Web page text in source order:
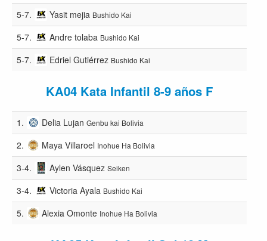
5-7. Yasit mejia Bushido Kai
5-7. Andre tolaba Bushido Kai
5-7. Edriel Gutiérrez Bushido Kai
KA04 Kata Infantil 8-9 años F
1. Delia Lujan Genbu kai Bolivia
2. Maya Villaroel Inohue Ha Bolivia
3-4. Aylen Vásquez Seiken
3-4. Victoria Ayala Bushido Kai
5. Alexia Omonte Inohue Ha Bolivia